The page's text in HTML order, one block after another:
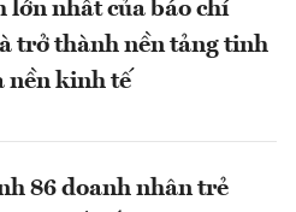
lớn nhất của báo chí
trở thành nền tảng tinh
nền kinh tế
86 doanh nhân trẻ